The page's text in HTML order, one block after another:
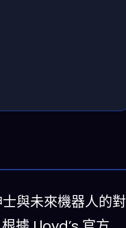
與未來機器人的對